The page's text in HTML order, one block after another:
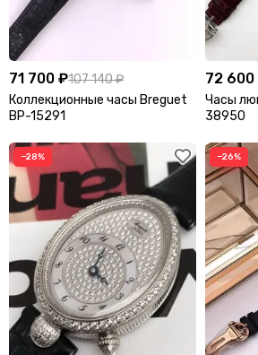
Aquazzura Firenze
Arcteryx
AREA
Armani
Attico
B
BC
Berluti
Billionaire
Boss
Bottega
Boucheron
Breguet
Breitling
Brioni
Burberry
Bvlgari
71 700 ₽107 140 ₽
Коллекционные часы Breguet
BP-15291
72 600
Часы
38950
−28% −26%